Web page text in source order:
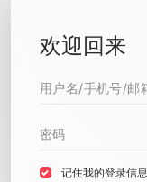
欢迎回来
记住我的登录信息